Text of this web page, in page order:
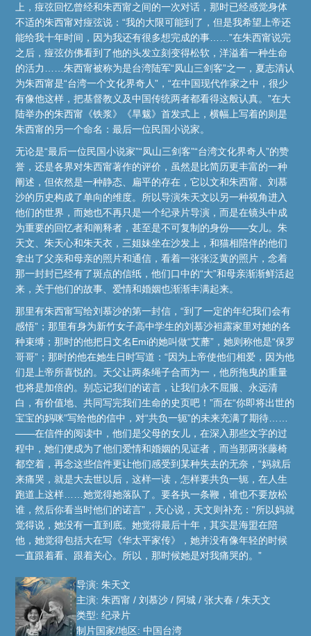
上，痖弦回忆曾经和朱西甯之间的一次对话，那时已经感觉身体
不适的朱西甯对痖弦说：“我的大限可能到了，但是我希望上帝还
能给我十年时间，因为我还有很多想完成的事……”在朱西甯说完
之后，痖弦仿佛看到了他的头发立刻变得松软，洋溢着一种生命
的活力……朱西甯被称为是台湾陆军“凤山三剑客”之一，夏志清认
为朱西甯是“台湾一个文化界奇人”，“在中国现代作家之中，很少
有像他这样，把基督教义及中国传统两者都看得这般认真。”在大
陆举办的朱西甯《铁浆》《旱魃》首发式上，横幅上写着的则是
朱西甯的另一个命名：最后一位民国小说家。
无论是“最后一位民国小说家”“凤山三剑客”“台湾文化界奇人”的赞
誉，还是各界对朱西甯著作的评价，虽然是比简历更丰富的一种
阐述，但依然是一种静态、扁平的存在，它以文和朱西甯、刘慕
沙的历史构成了单向的维度。所以导演朱天文以另一种视角进入
他们的世界，而她也不再只是一个纪录片导演，而是在镜头中成
为重要的回忆者和阐释者，甚至是不可复制的身份——女儿。朱
天文、朱天心和朱天衣，三姐妹坐在沙发上，和猫相陪伴的他们
拿出了父亲和母亲的照片和通信，看着一张张泛黄的照片，念着
那一封封已经有了斑点的信纸，他们口中的“大”和母亲渐渐鲜活起
来，关于他们的故事、爱情和婚姻也渐渐丰满起来。
那里有朱西甯写给刘慕沙的第一封信，“到了一定的年纪我们会有
感悟”；那里有身为新竹女子高中学生的刘慕沙袒露家里对她的各
种束缚；那时的他把日文名Emi的她叫做“艾蘼”，她则称他是“保罗
哥哥”；那时的他在她生日时写道：“因为上帝使他们相爱，因为他
们是上帝所喜悦的。天父让两条绳子合而为一，他所拖曳的重量
也将是加倍的。别忘记我们的诺言，让我们永不屈服、永远清
白，有价值地、共同写完我们生命的史页吧！”而在“你即将出世的
宝宝的妈咪”写给他的信中，对“共负一轭”的未来充满了期待……
——在信件的阅读中，他们是父母的女儿，在深入那些文字的过
程中，她们便成为了他们爱情和婚姻的见证者，而当那两张藤椅
都空着，再念这些信件更让他们感受到某种失去的无奈，“妈就后
来痛哭，就是大去世以后，这样一读，怎样要共负一轭，在人生
跑道上这样……她觉得她落队了。要各执一条鞭，谁也不要放松
谁，然后你看当时他们的诺言”，天心说，天文则补充：“所以妈就
觉得说，她没有一直到底。她觉得最后十年，其实是海盟在陪
他，她觉得包括大在写《华太平家传》，她并没有像年轻的时候
一直跟着看、跟着关心。所以，那时候她是对我痛哭的。”
导演: 朱天文
主演: 朱西甯 / 刘慕沙 / 阿城 / 张大春 / 朱天文
类型: 纪录片
制片国家/地区: 中国台湾